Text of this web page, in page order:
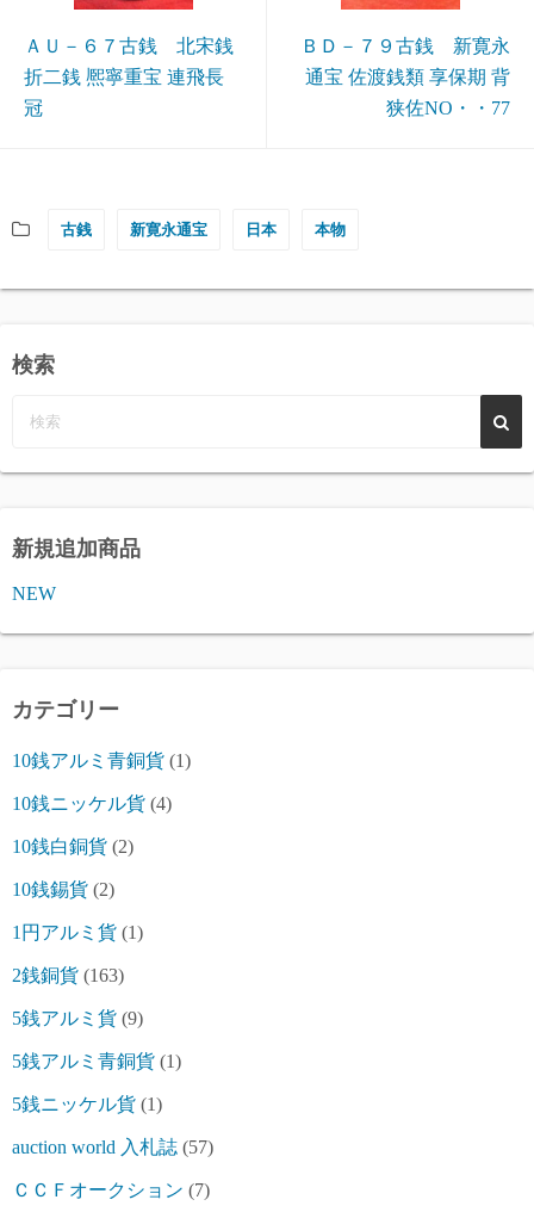
ＡＵ－６７古銭 北宋銭
折二銭 熈寧重宝 連飛長
冠
ＢＤ－７９古銭 新寛永
通宝 佐渡銭類 享保期 背
狭佐NO・・77
古銭 新寛永通宝 日本 本物
検索
新規追加商品
NEW
カテゴリー
10銭アルミ青銅貨 (1)
10銭ニッケル貨 (4)
10銭白銅貨 (2)
10銭錫貨 (2)
1円アルミ貨 (1)
2銭銅貨 (163)
5銭アルミ貨 (9)
5銭アルミ青銅貨 (1)
5銭ニッケル貨 (1)
auction world 入札誌 (57)
ＣＣＦオークション (7)